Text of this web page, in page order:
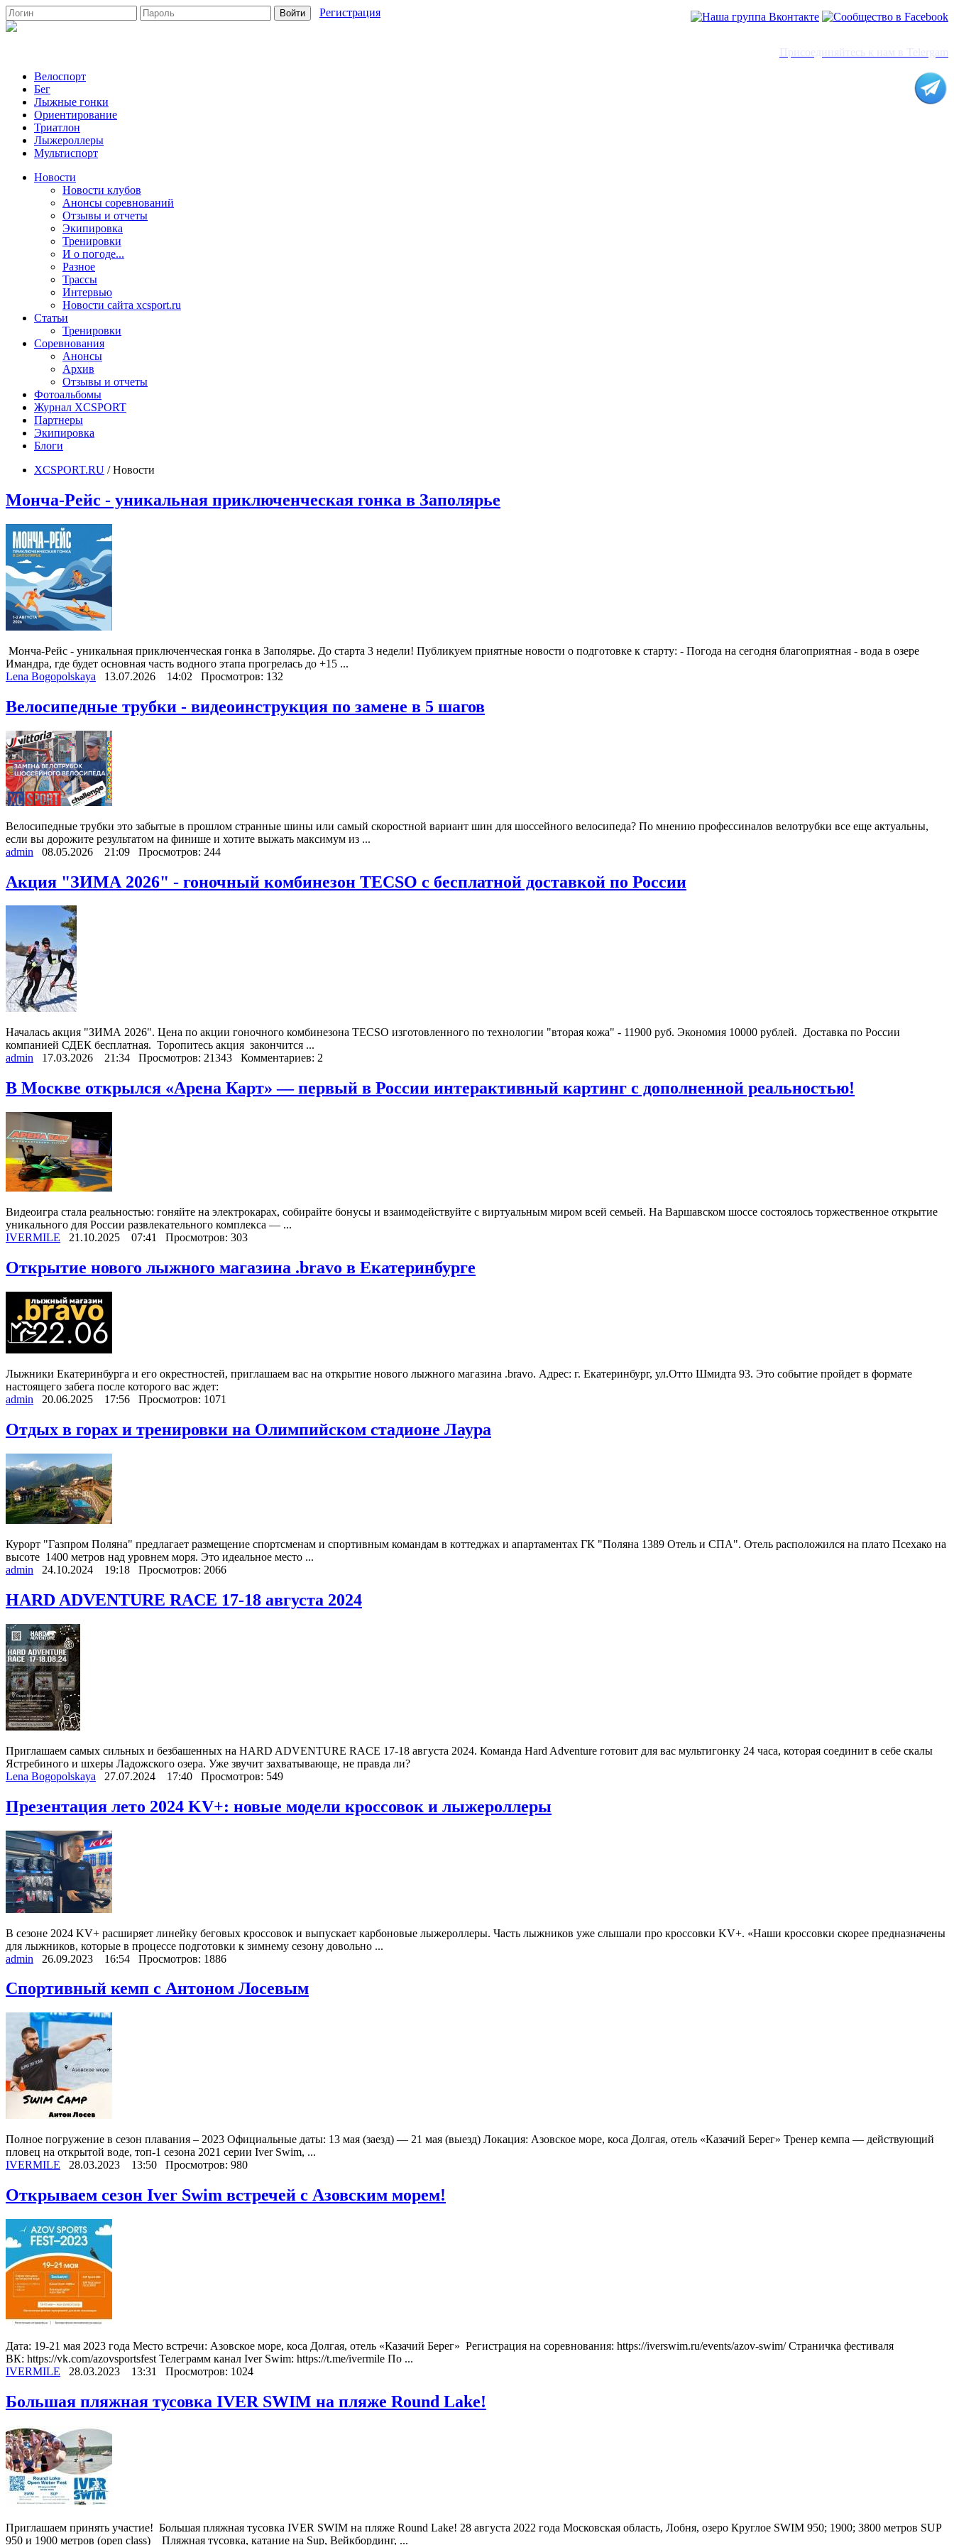
Войти Регистрация
Присоединяйтесь к нам в Telergam
Велоспорт
Бег
Лыжные гонки
Ориентирование
Триатлон
Лыжероллеры
Мультиспорт
Новости
Новости клубов
Анонсы соревнований
Отзывы и отчеты
Экипировка
Тренировки
И о погоде...
Разное
Трассы
Интервью
Новости сайта xcsport.ru
Статьи
Тренировки
Соревнования
Анонсы
Архив
Отзывы и отчеты
Фотоальбомы
Журнал XCSPORT
Партнеры
Экипировка
Блоги
XCSPORT.RU /Новости
Монча-Рейс - уникальная приключенческая гонка в Заполярье
Монча-Рейс - уникальная приключенческая гонка в Заполярье. До старта 3 недели! Публикуем приятные новости о подготовке к старту: - Погода на сегодня благоприятная - вода в озере
Имандра, где будет основная часть водного этапа прогрелась до +15 ...
Lena Bogopolskaya
13.07.2026 14:02 Просмотров: 132
Велосипедные трубки - видеоинструкция по замене в 5 шагов
Велосипедные трубки это забытые в прошлом странные шины или самый скоростной вариант шин для шоссейного велосипеда? По мнению профессиналов велотрубки все еще актуальны,
если вы дорожите результатом на финише и хотите выжать максимум из ...
admin
08.05.2026 21:09 Просмотров: 244
Акция "ЗИМА 2026" - гоночный комбинезон TECSO с бесплатной доставкой по России
Началась акция "ЗИМА 2026". Цена по акции гоночного комбинезона TECSO изготовленного по технологии "вторая кожа" - 11900 руб. Экономия 10000 рублей. Доставка по России
компанией СДЕК бесплатная. Торопитесь акция закончится ...
admin
17.03.2026 21:34 Просмотров: 21343 Комментариев: 2
В Москве открылся «Арена Карт» — первый в России интерактивный картинг с дополненной реальностью!
Видеоигра стала реальностью: гоняйте на электрокарах, собирайте бонусы и взаимодействуйте с виртуальным миром всей семьей. На Варшавском шоссе состоялось торжественное открытие
уникального для России развлекательного комплекса — ...
IVERMILE
21.10.2025 07:41 Просмотров: 303
Открытие нового лыжного магазина .bravo в Екатеринбурге
Лыжники Екатеринбурга и его окрестностей, приглашаем вас на открытие нового лыжного магазина .bravo. Адрес: г. Екатеринбург, ул.Отто Шмидта 93. Это событие пройдет в формате
настоящего забега после которого вас ждет:
admin
20.06.2025 17:56 Просмотров: 1071
Отдых в горах и тренировки на Олимпийском стадионе Лаура
Курорт "Газпром Поляна" предлагает размещение спортсменам и спортивным командам в коттеджах и апартаментах ГК "Поляна 1389 Отель и СПА". Отель расположился на плато Псехако на
высоте 1400 метров над уровнем моря. Это идеальное место ...
admin
24.10.2024 19:18 Просмотров: 2066
HARD ADVENTURE RACE 17-18 августа 2024
Приглашаем самых сильных и безбашенных на HARD ADVENTURE RACE 17-18 августа 2024. Команда Hard Adventure готовит для вас мультигонку 24 часа, которая соединит в себе скалы
Ястребиного и шхеры Ладожского озера. Уже звучит захватывающе, не правда ли?
Lena Bogopolskaya
27.07.2024 17:40 Просмотров: 549
Презентация лето 2024 KV+: новые модели кроссовок и лыжероллеры
В сезоне 2024 KV+ расширяет линейку беговых кроссовок и выпускает карбоновые лыжероллеры. Часть лыжников уже слышали про кроссовки KV+. «Наши кроссовки скорее предназначены
для лыжников, которые в процессе подготовки к зимнему сезону довольно ...
admin
26.09.2023 16:54 Просмотров: 1886
Спортивный кемп с Антоном Лосевым
Полное погружение в сезон плавания – 2023 Официальные даты: 13 мая (заезд) — 21 мая (выезд) Локация: Азовское море, коса Долгая, отель «Казачий Берег» Тренер кемпа — действующий
пловец на открытой воде, топ-1 сезона 2021 серии Iver Swim, ...
IVERMILE
28.03.2023 13:50 Просмотров: 980
Открываем сезон Iver Swim встречей с Азовским морем!
Дата: 19-21 мая 2023 года Место встречи: Азовское море, коса Долгая, отель «Казачий Берег» Регистрация на соревнования: https://iverswim.ru/events/azov-swim/ Страничка фестиваля
ВК: https://vk.com/azovsportsfest Телеграмм канал Iver Swim: https://t.me/ivermile По ...
IVERMILE
28.03.2023 13:31 Просмотров: 1024
Большая пляжная тусовка IVER SWIM на пляже Round Lake!
Приглашаем принять участие! Большая пляжная тусовка IVER SWIM на пляже Round Lake! 28 августа 2022 года Московская область, Лобня, озеро Круглое SWIM 950; 1900; 3800 метров SUP
950 и 1900 метров (open class) Пляжная тусовка, катание на Sup, Вейкбординг, ...